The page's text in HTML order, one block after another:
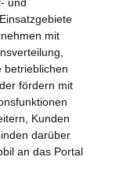
mit
betrieblichen
fördern mit
Kunden
darüber
an das Portal